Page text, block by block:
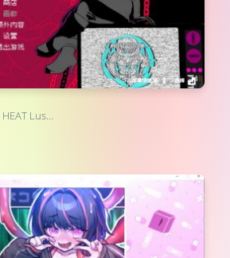
HEAT Lus…